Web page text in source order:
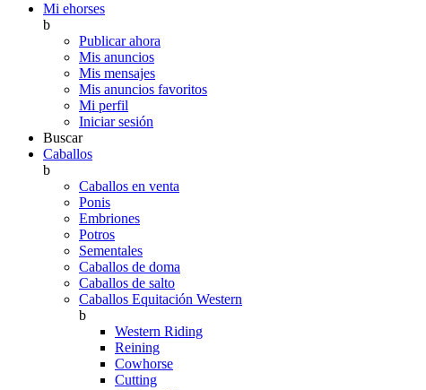
Mi ehorses
b
Publicar ahora
Mis anuncios
Mis mensajes
Mis anuncios favoritos
Mi perfil
Iniciar sesión
Buscar
Caballos
b
Caballos en venta
Ponis
Embriones
Potros
Sementales
Caballos de doma
Caballos de salto
Caballos Equitación Western
b
Western Riding
Reining
Cowhorse
Cutting